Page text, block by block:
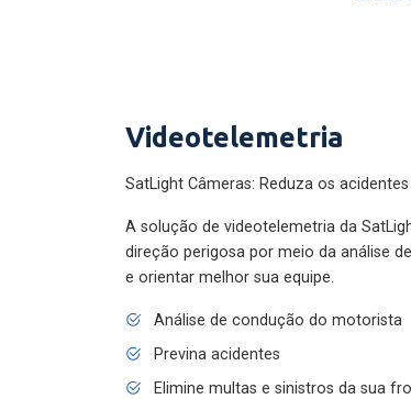
Videotelemetria
SatLight Câmeras: Reduza os
A solução de videotelemetria da
direção perigosa por meio da análise
e orientar melhor sua equipe.
Análise de condução do motorista
Previna acidentes
Elimine multas e sinistros da sua